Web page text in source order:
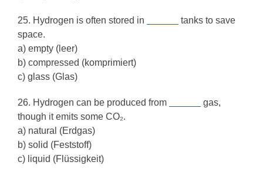
25. Hydrogen is often stored in
tanks to save
space.
a) empty (leer)
b) compressed (komprimiert)
c) glass (Glas)
26. Hydrogen can be produced from
gas,
though it emits some CO₂.
a) natural (Erdgas)
b) solid (Feststoff)
c) liquid (Flüssigkeit)